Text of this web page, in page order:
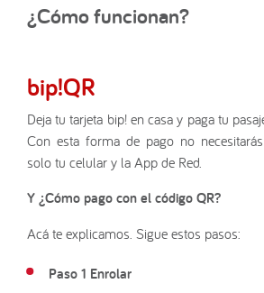
¿Cómo funcionan?
bip!QR
Deja tu tarjeta bip! en casa y paga tu
Con esta forma de pago no
solo tu celular y la App de Red.
Y ¿Cómo pago con el código QR?
Acá te explicamos. Sigue estos pasos:
Paso 1 Enrolar